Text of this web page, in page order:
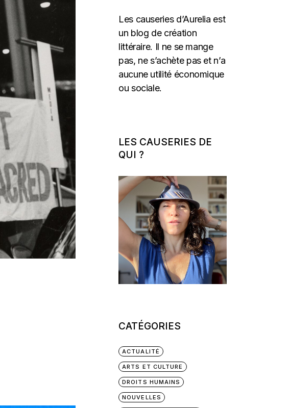
Les causeries d’Aurelia est
un blog de création
littéraire. Il ne se mange
pas, ne s’achète pas et n’a
aucune utilité économique
ou sociale.
LES CAUSERIES DE
QUI ?
CATÉGORIES
ACTUALITÉ
ARTS ET CULTURE
DROITS HUMAINS
NOUVELLES